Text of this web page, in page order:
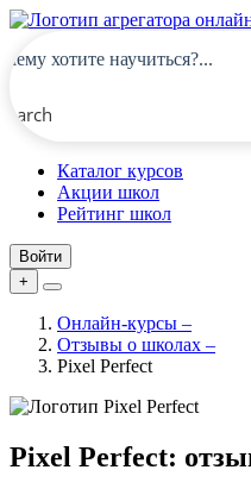
Каталог курсов
Акции школ
Рейтинг школ
Войти
+
Онлайн-курсы –
Отзывы о школах –
Pixel Perfect
Pixel Perfect: